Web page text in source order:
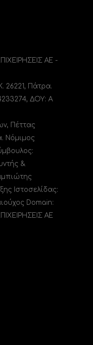
ΑΕ -
26221, Πάτρα.
ΔΟΥ: A
Πέττας
Νόμιμος
&
Ιστοσελίδας:
Domain:
ΑΕ